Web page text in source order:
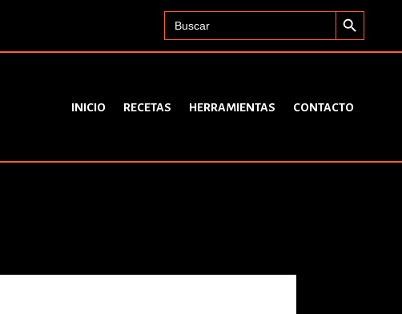
Search
for:
Search Button
INICIO RECETAS HERRAMIENTAS CONTACTO